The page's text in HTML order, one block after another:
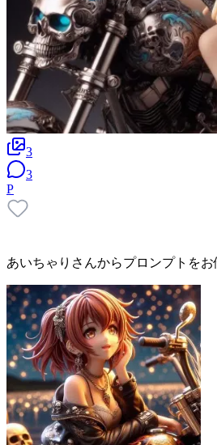
3
3
P
あいちゃりさんからプロンプトを